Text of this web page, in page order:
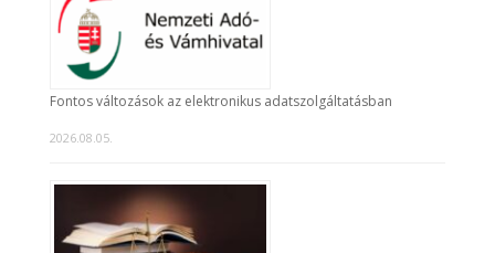
Fontos változások az elektronikus adatszolgáltatásban
2026.08.05.